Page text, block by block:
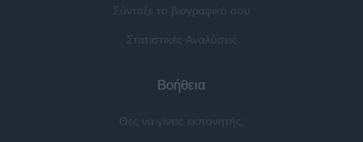
Σύνταξε το βιογραφικό σου
Στατιστικές Αναλύσεις
Βοήθεια
Θες να γίνεις εκπονητής;